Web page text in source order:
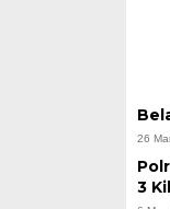
26
3